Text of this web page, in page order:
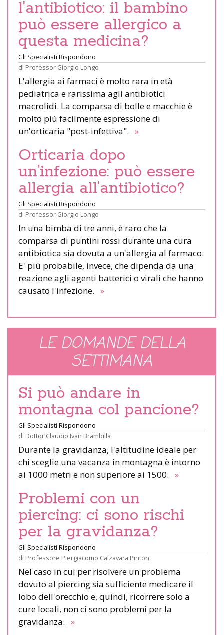
l’antibiotico: il bambino
può essere allergico a
questa medicina?
Gli Specialisti Rispondono
di Professor Giorgio Longo
L'allergia ai farmaci è molto rara in età
pediatrica e rarissima agli antibiotici
macrolidi. La comparsa di bolle e macchie è
molto più facilmente espressione di
un'orticaria "post-infettiva". »
Orticaria dopo
un’infezione: può essere
allergia all’antibiotico?
Gli Specialisti Rispondono
di Professor Giorgio Longo
In una bimba di tre anni, è raro che la
comparsa di puntini rossi durante una cura
antibiotica sia dovuta a un'allergia al farmaco.
E' più probabile, invece, che dipenda da una
reazione agli agenti batterici o virali che hanno
causato l'infezione. »
LE DOMANDE DELLA
SETTIMANA
Si può andare in
montagna col pancione?
Gli Specialisti Rispondono
di Dottor Claudio Ivan Brambilla
Durante la gravidanza, l'altitudine ideale per
chi sceglie una vacanza in montagna è intorno
ai 1000 metri e non superiore ai 1500. »
Problemi con un
piercing: ci sono rischi
per la gravidanza?
Gli Specialisti Rispondono
di Professore Piergiacomo Calzavara Pinton
Nel caso in cui per risolvere un problema
dovuto al piercing sia sufficiente medicare il
lobo dell'orecchio e, quindi, ricorrere solo a
cure locali, non ci sono problemi per la
gravidanza. »